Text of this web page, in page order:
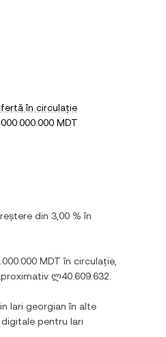
în circulație
MDT
din 3,00 % în
MDT în circulație,
ლ40.609.632
lari georgian în alte
pentru lari